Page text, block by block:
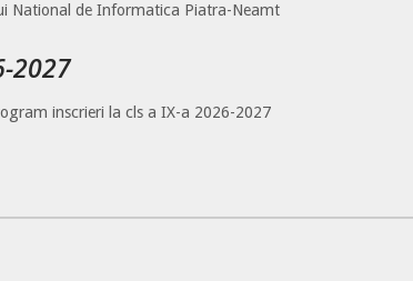
National de Informatica Piatra-Neamt
2027
inscrieri la cls a IX-a 2026-2027